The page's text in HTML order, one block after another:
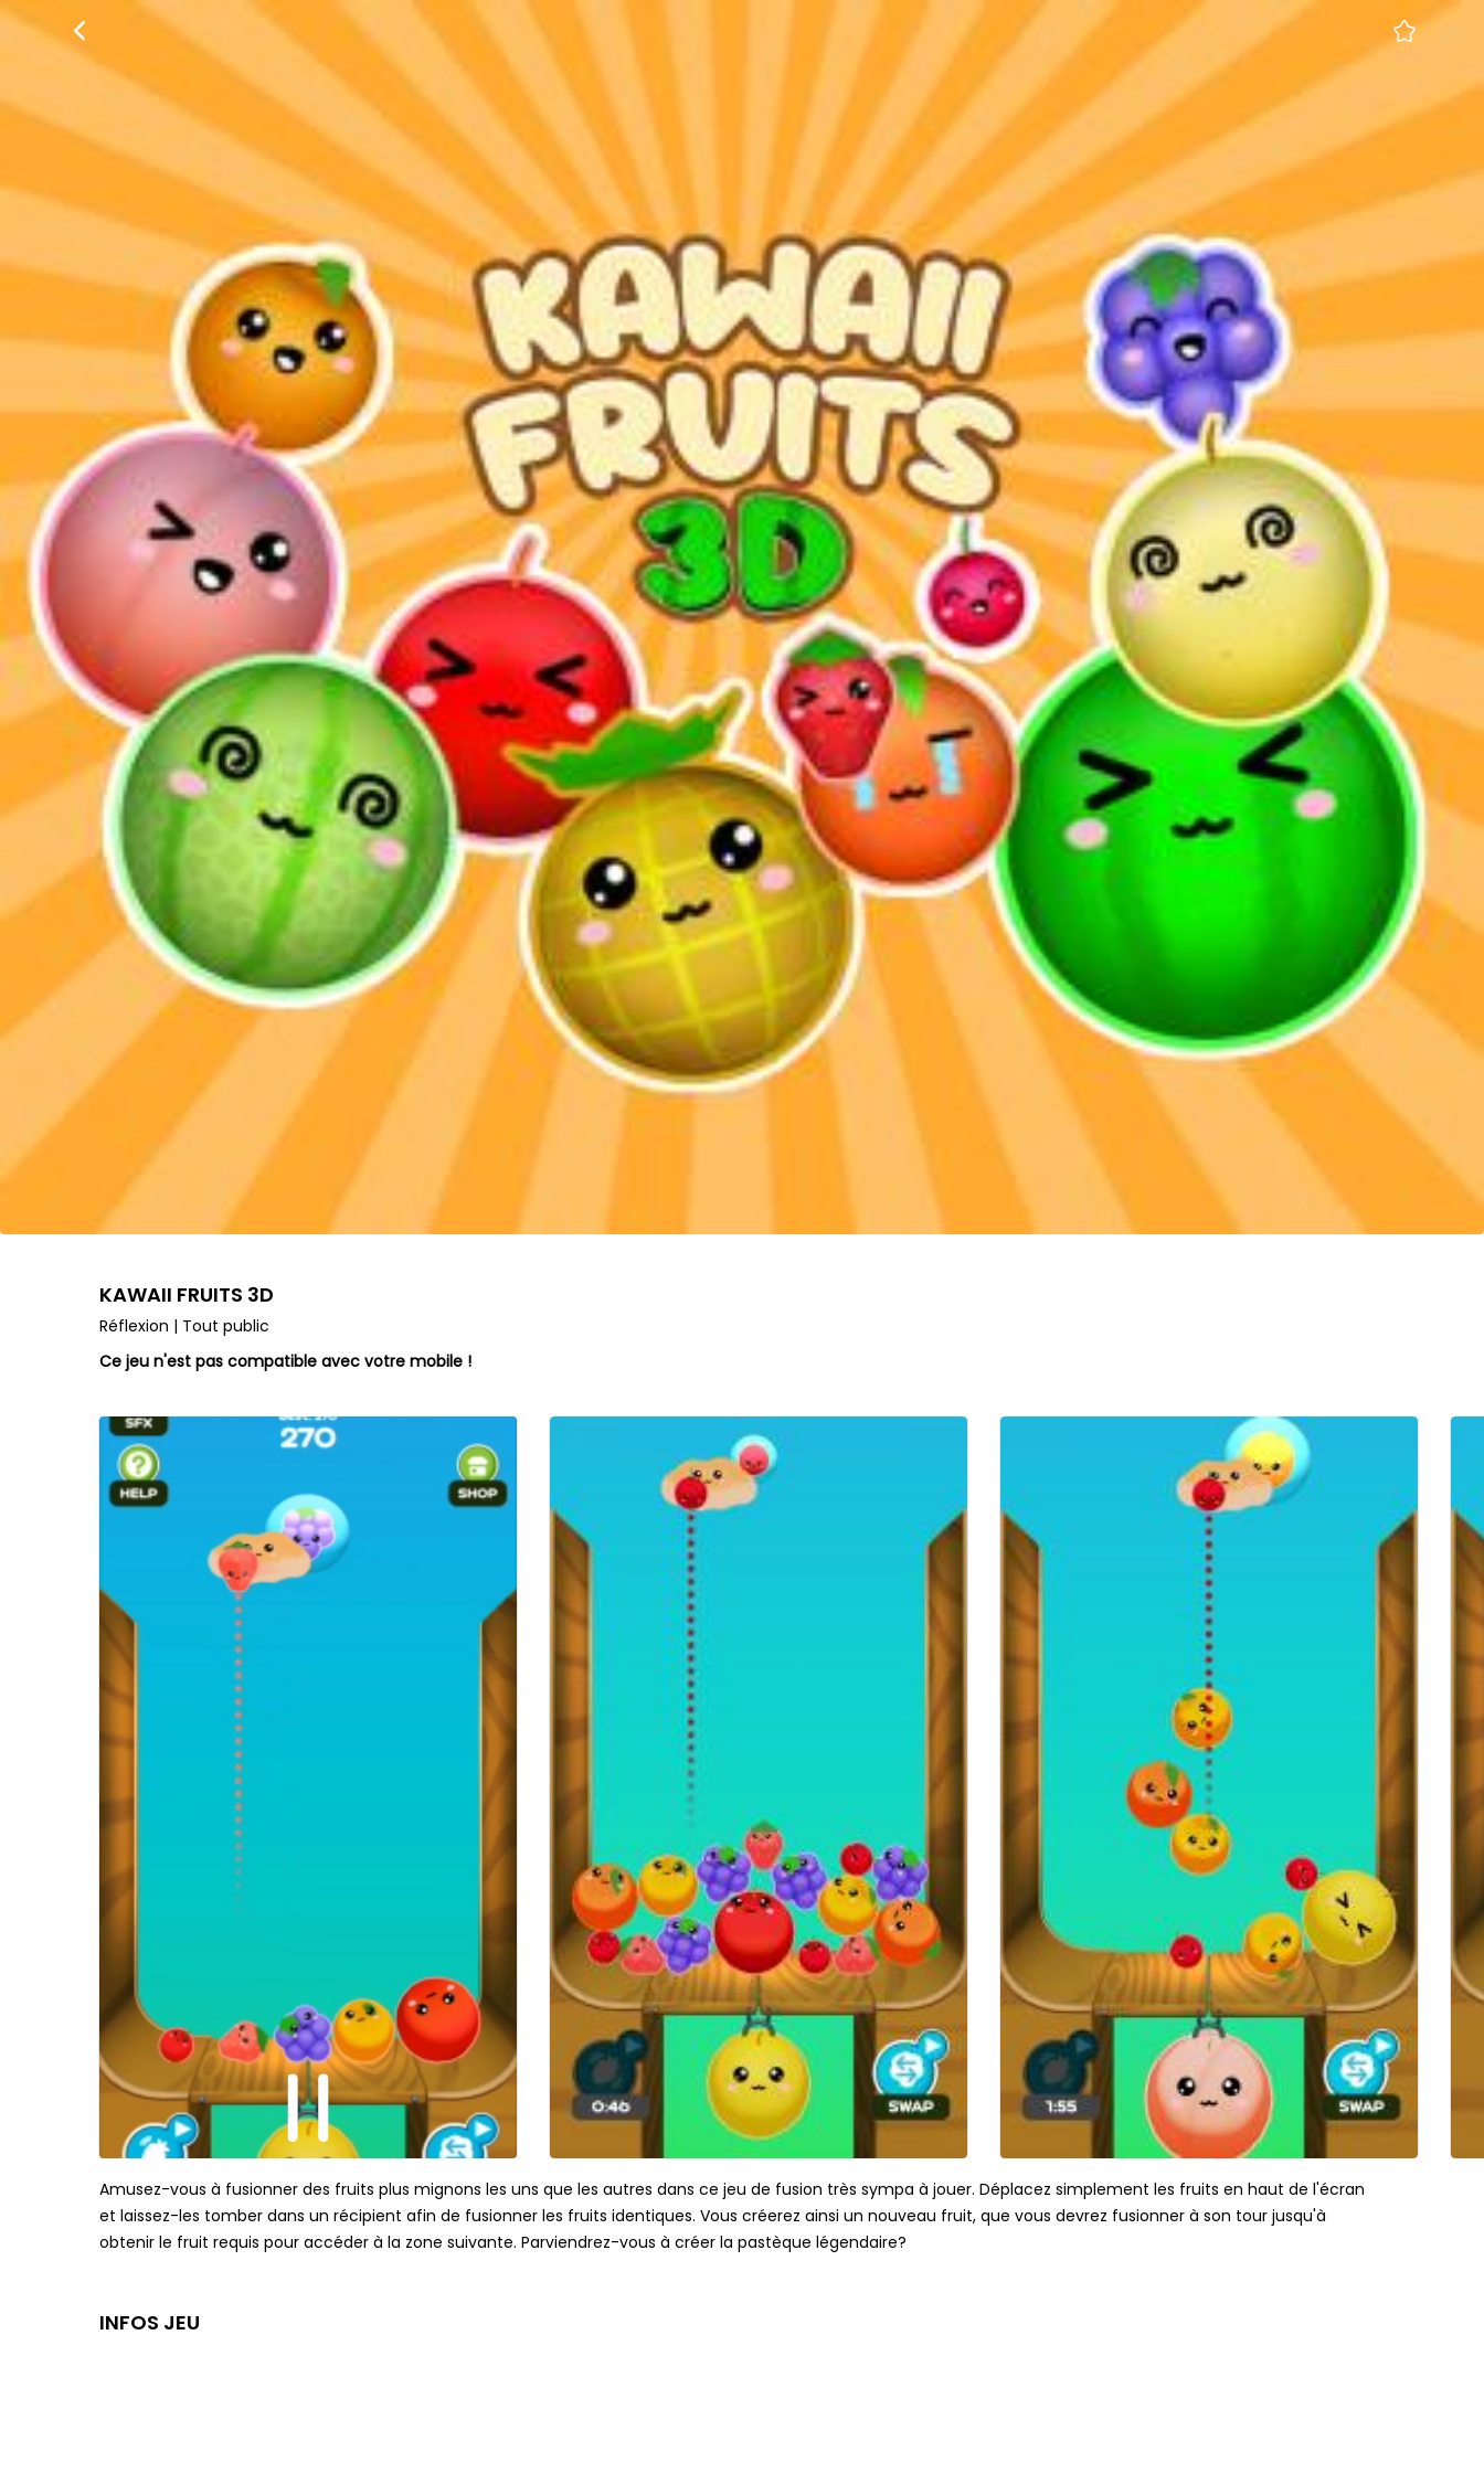
KAWAII FRUITS 3D
Réflexion | Tout public
Ce jeu n'est pas compatible avec votre mobile !
Amusez-vous à fusionner des fruits plus mignons les uns que les autres dans ce jeu de fusion très sympa à jouer. Déplacez simplement les fruits en haut de l'écran
et laissez-les tomber dans un récipient afin de fusionner les fruits identiques. Vous créerez ainsi un nouveau fruit, que vous devrez fusionner à son tour jusqu'à
obtenir le fruit requis pour accéder à la zone suivante. Parviendrez-vous à créer la pastèque légendaire?
INFOS JEU